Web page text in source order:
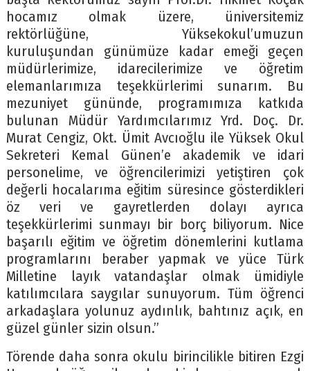
hocamız olmak üzere, üniversitemiz
rektörlüğüne, Yüksekokul’umuzun
kuruluşundan günümüze kadar emeği geçen
müdürlerimize, idarecilerimize ve öğretim
elemanlarımıza teşekkürlerimi sunarım. Bu
mezuniyet gününde, programımıza katkıda
bulunan Müdür Yardımcılarımız Yrd. Doç. Dr.
Murat Cengiz, Okt. Ümit Avcıoğlu ile Yüksek Okul
Sekreteri Kemal Günen’e akademik ve idari
personelime, ve öğrencilerimizi yetiştiren çok
değerli hocalarıma eğitim süresince gösterdikleri
öz veri ve gayretlerden dolayı ayrıca
teşekkürlerimi sunmayı bir borç biliyorum. Nice
başarılı eğitim ve öğretim dönemlerini kutlama
programlarını beraber yapmak ve yüce Türk
Milletine layık vatandaşlar olmak ümidiyle
katılımcılara saygılar sunuyorum. Tüm öğrenci
arkadaşlara yolunuz aydınlık, bahtınız açık, en
güzel günler sizin olsun.”
Törende daha sonra okulu birincilikle bitiren Ezgi